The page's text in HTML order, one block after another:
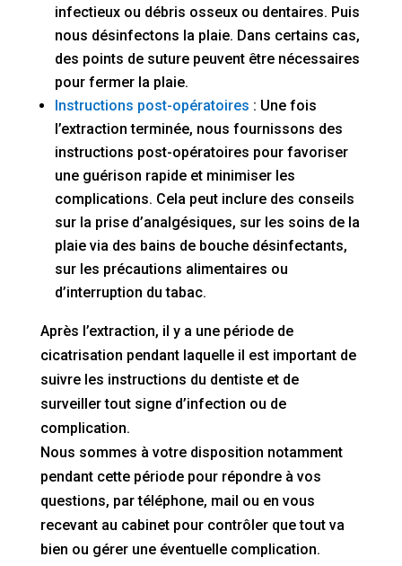
infectieux ou débris osseux ou dentaires. Puis
nous désinfectons la plaie. Dans certains cas,
des points de suture peuvent être nécessaires
pour fermer la plaie.
Instructions post-opératoires : Une fois
l’extraction terminée, nous fournissons des
instructions post-opératoires pour favoriser
une guérison rapide et minimiser les
complications. Cela peut inclure des conseils
sur la prise d’analgésiques, sur les soins de la
plaie via des bains de bouche désinfectants,
sur les précautions alimentaires ou
d’interruption du tabac.
Après l’extraction, il y a une période de
cicatrisation pendant laquelle il est important de
suivre les instructions du dentiste et de
surveiller tout signe d’infection ou de
complication.
Nous sommes à votre disposition notamment
pendant cette période pour répondre à vos
questions, par téléphone, mail ou en vous
recevant au cabinet pour contrôler que tout va
bien ou gérer une éventuelle complication.